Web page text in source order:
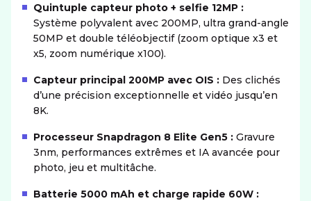
Quintuple capteur photo + selfie 12MP :
Système polyvalent avec 200MP, ultra grand-angle
50MP et double téléobjectif (zoom optique x3 et
x5, zoom numérique x100).
Capteur principal 200MP avec OIS : Des clichés
d’une précision exceptionnelle et vidéo jusqu’en
8K.
Processeur Snapdragon 8 Elite Gen5 : Gravure
3nm, performances extrêmes et IA avancée pour
photo, jeu et multitâche.
Batterie 5000 mAh et charge rapide 60W :